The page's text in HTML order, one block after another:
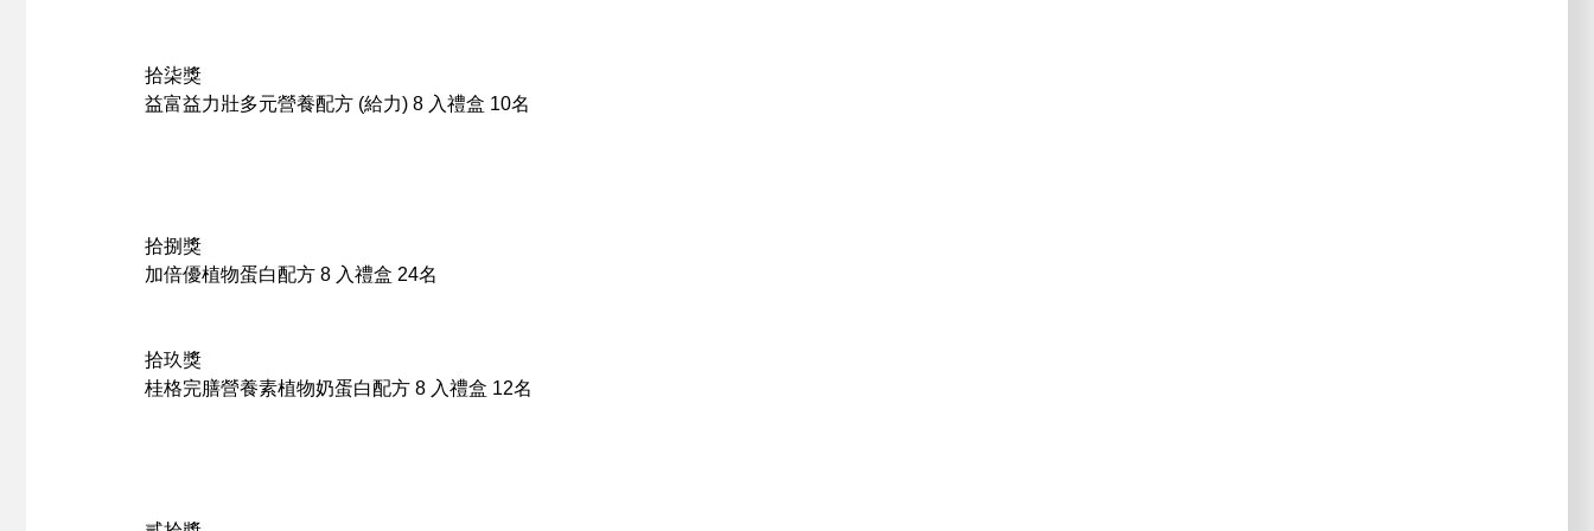
拾柒獎
益富益力壯多元營養配方 (給力) 8 入禮盒 10名
拾捌獎
加倍優植物蛋白配方 8 入禮盒 24名
拾玖獎
桂格完膳營養素植物奶蛋白配方 8 入禮盒 12名